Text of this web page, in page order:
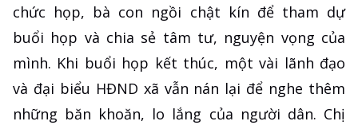
chức họp, bà con ngồi chật kín để tham dự
buổi họp và chia sẻ tâm tư, nguyện vọng của
mình. Khi buổi họp kết thúc, một vài lãnh đạo
và đại biểu HĐND xã vẫn nán lại để nghe thêm
những băn khoăn, lo lắng của người dân. Chị